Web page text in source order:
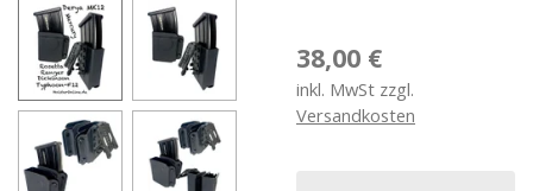
38,00 €
inkl. MwSt zzgl.
Versandkosten